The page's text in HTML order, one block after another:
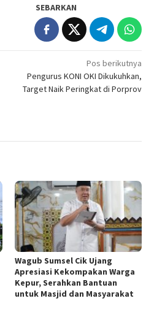
SEBARKAN
Pos berikutnya
Pengurus KONI OKI Dikukuhkan,
Target Naik Peringkat di Porprov
Wagub Sumsel Cik Ujang
Apresiasi Kekompakan Warga
Kepur, Serahkan Bantuan
untuk Masjid dan Masyarakat